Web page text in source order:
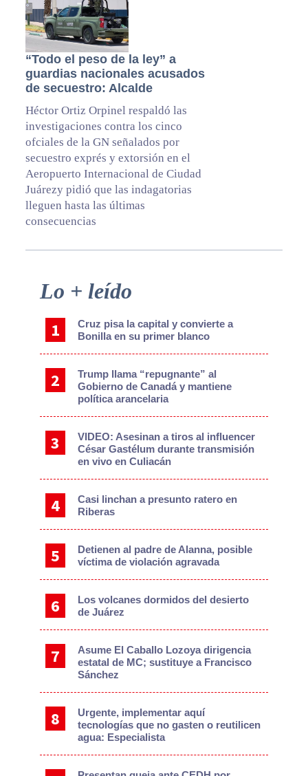
“Todo el peso de la ley” a
guardias nacionales acusados
de secuestro: Alcalde
Héctor Ortiz Orpinel respaldó las
investigaciones contra los cinco
ofciales de la GN señalados por
secuestro exprés y extorsión en el
Aeropuerto Internacional de Ciudad
Juárezy pidió que las indagatorias
lleguen hasta las últimas
consecuencias
Primary
Lo + leído
Cruz pisa la capital y convierte a
Bonilla en su primer blanco
Trump llama “repugnante” al
Gobierno de Canadá y mantiene
política arancelaria
VIDEO: Asesinan a tiros al influencer
César Gastélum durante transmisión
en vivo en Culiacán
Casi linchan a presunto ratero en
Riberas
Detienen al padre de Alanna, posible
víctima de violación agravada
Los volcanes dormidos del desierto
de Juárez
Asume El Caballo Lozoya dirigencia
estatal de MC; sustituye a Francisco
Sánchez
Urgente, implementar aquí
tecnologías que no gasten o reutilicen
agua: Especialista